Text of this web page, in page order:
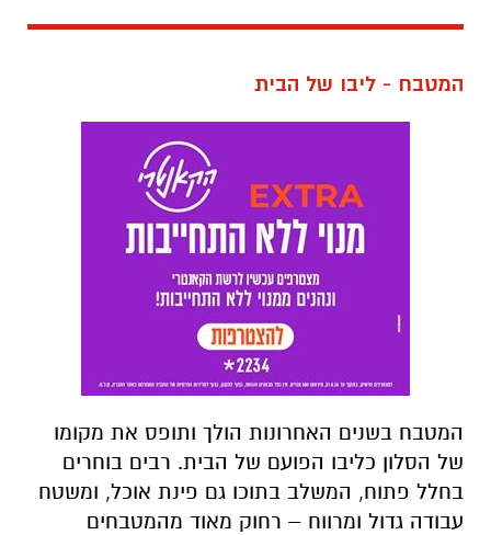
המטבח - ליבו של הבית
המטבח בשנים האחרונות הולך ותופס את מקומו
של הסלון כליבו הפועם של הבית. רבים בוחרים
בחלל פתוח, המשלב בתוכו גם פינת אוכל, ומשטח
עבודה גדול ומרווח – רחוק מאוד מהמטבחים